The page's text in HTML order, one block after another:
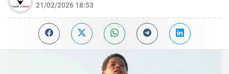
21/02/2026 18:53